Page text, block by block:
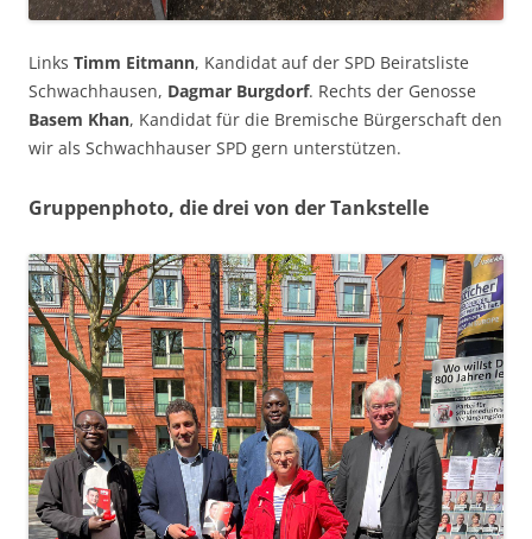
Links Timm Eitmann, Kandidat auf der SPD Beiratsliste
Schwachhausen, Dagmar Burgdorf. Rechts der Genosse
Basem Khan, Kandidat für die Bremische Bürgerschaft den
wir als Schwachhauser SPD gern unterstützen.
Gruppenphoto, die drei von der Tankstelle